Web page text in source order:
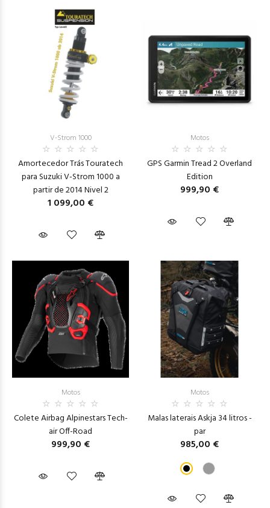
V-Strom 1000
Amortecedor Trás Touratech
para Suzuki V-Strom 1000 a
partir de 2014 Nivel 2
1 099,00 €
Motos
GPS Garmin Tread 2 Overland
Edition
999,90 €
Motos
Colete Airbag Alpinestars Tech-
air Off-Road
999,90 €
Motos
Malas laterais Askja 34 litros -
par
985,00 €